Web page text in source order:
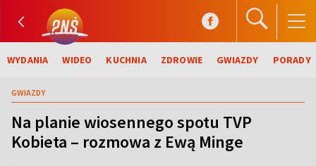
WYDANIA WIDEO KUCHNIA ZDROWIE GWIAZDY PORADY
GWIAZDY
Na planie wiosennego spotu TVP
Kobieta – rozmowa z Ewą Minge